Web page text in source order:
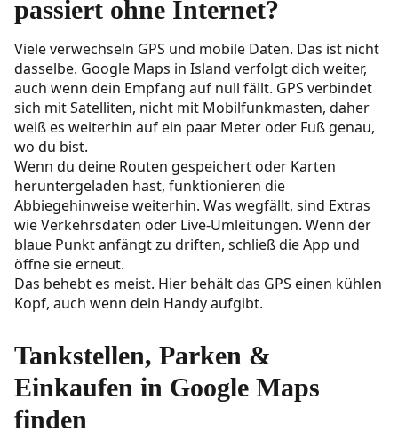
passiert ohne Internet?
Viele verwechseln GPS und mobile Daten. Das ist nicht
dasselbe. Google Maps in Island verfolgt dich weiter,
auch wenn dein Empfang auf null fällt. GPS verbindet
sich mit Satelliten, nicht mit Mobilfunkmasten, daher
weiß es weiterhin auf ein paar Meter oder Fuß genau,
wo du bist.
Wenn du deine Routen gespeichert oder Karten
heruntergeladen hast, funktionieren die
Abbiegehinweise weiterhin. Was wegfällt, sind Extras
wie Verkehrsdaten oder Live-Umleitungen. Wenn der
blaue Punkt anfängt zu driften, schließ die App und
öffne sie erneut.
Das behebt es meist. Hier behält das GPS einen kühlen
Kopf, auch wenn dein Handy aufgibt.
Tankstellen, Parken &
Einkaufen in Google Maps
finden